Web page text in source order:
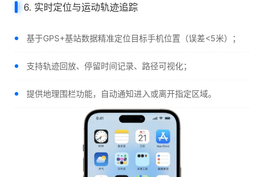
6. 实时定位与运动轨迹追踪
基于GPS+基站数据精准定位目标手机位置（误差<5米）；
支持轨迹回放、停留时间记录、路径可视化；
提供地理围栏功能，自动通知进入或离开指定区域。